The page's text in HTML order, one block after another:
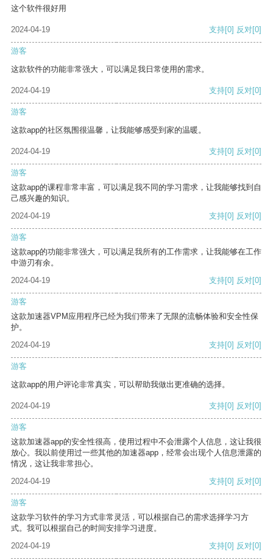
这个软件很好用
2024-04-19 支持[0] 反对[0]
游客
这款软件的功能非常强大，可以满足我日常使用的需求。
2024-04-19 支持[0] 反对[0]
游客
这款app的社区氛围很温馨，让我能够感受到家的温暖。
2024-04-19 支持[0] 反对[0]
游客
这款app的课程非常丰富，可以满足我不同的学习需求，让我能够找到自
己感兴趣的知识。
2024-04-19
支持[0] 反对[0]
游客
这款app的功能非常强大，可以满足我所有的工作需求，让我能够在工作
中游刃有余。
2024-04-19
支持[0] 反对[0]
游客
这款加速器VPM应用程序已经为我们带来了无限的流畅体验和安全性保
护。
2024-04-19
支持[0] 反对[0]
游客
这款app的用户评论非常真实，可以帮助我做出更准确的选择。
2024-04-19 支持[0] 反对[0]
游客
这款加速器app的安全性很高，使用过程中不会泄露个人信息，这让我很
放心。我以前使用过一些其他的加速器app，经常会出现个人信息泄露的
情况，这让我非常担心。
2024-04-19
支持[0] 反对[0]
游客
这款学习软件的学习方式非常灵活，可以根据自己的需求选择学习方
式。我可以根据自己的时间安排学习进度。
2024-04-19
支持[0] 反对[0]